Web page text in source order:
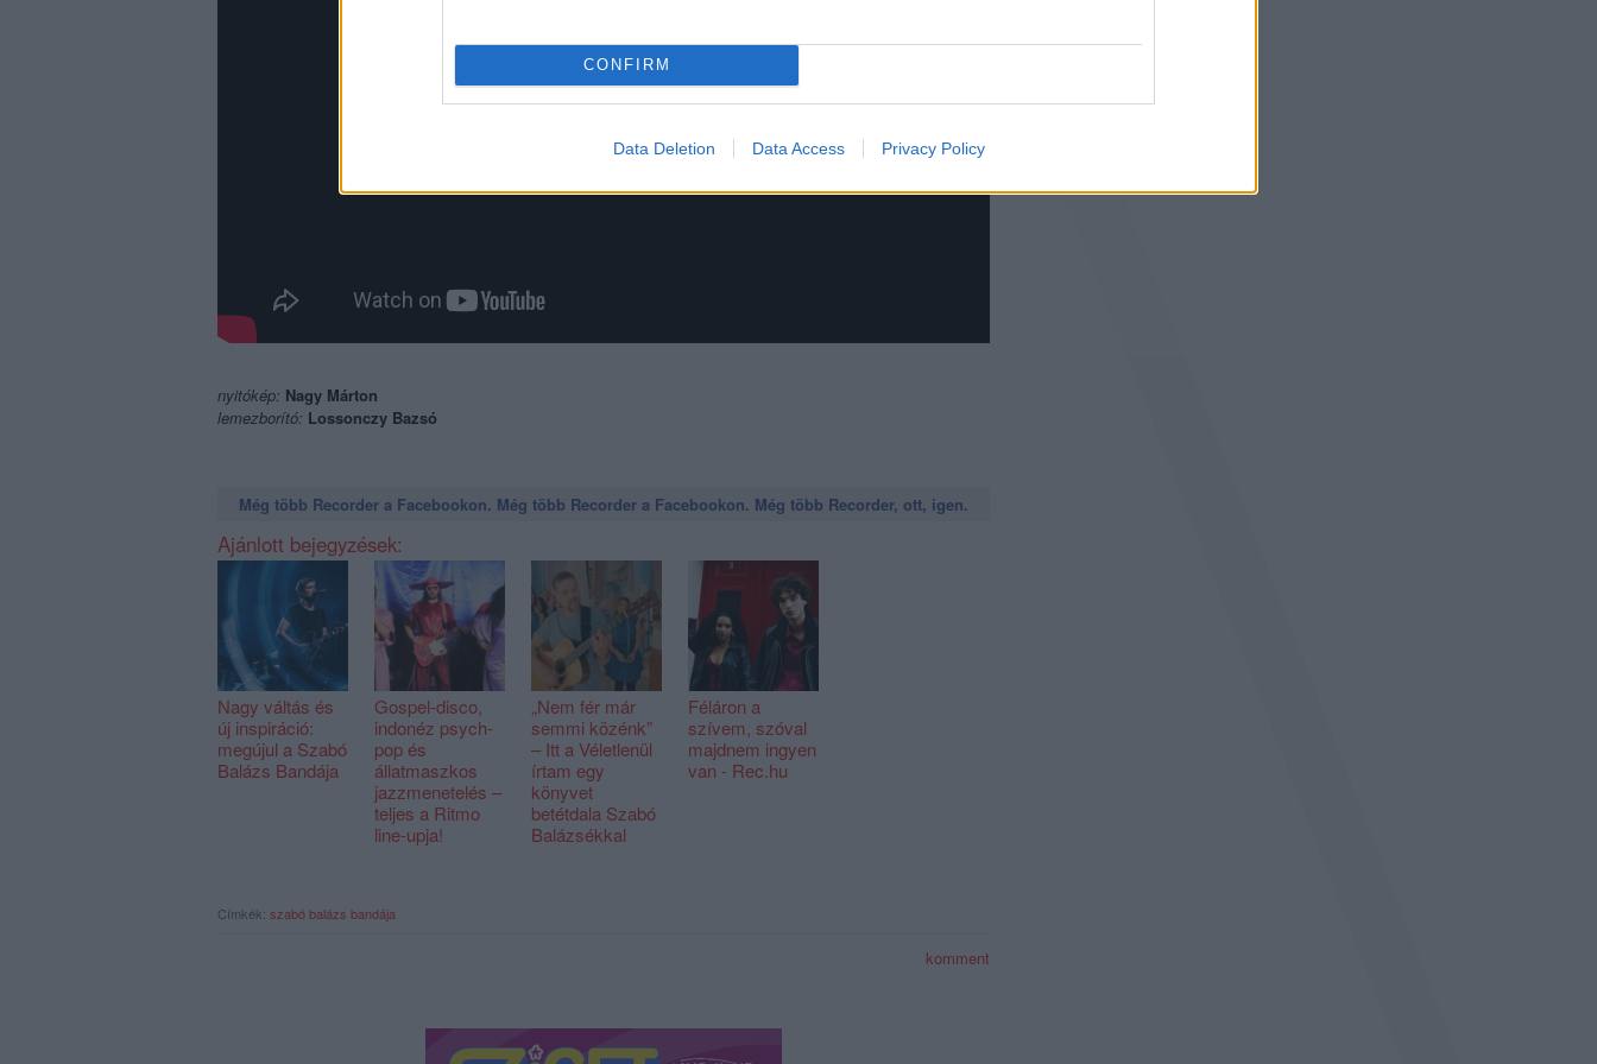
CONFIRM
Data Deletion Data Access Privacy Policy
nyitókép: Nagy Márton
lemezborító: Lossonczy Bazsó
Még több Recorder a Facebookon. Még több Recorder a Facebookon. Még több Recorder, ott, igen.
Ajánlott bejegyzések:
Nagy váltás és
új inspiráció:
megújul a Szabó
Balázs Bandája
Gospel-disco,
indonéz psych-
pop és
állatmaszkos
jazzmenetelés –
teljes a Ritmo
line-upja!
„Nem fér már
semmi közénk”
– Itt a Véletlenül
írtam egy
könyvet
betétdala Szabó
Balázsékkal
Féláron a
szívem, szóval
majdnem ingyen
van - Rec.hu
Címkék: szabó balázs bandája
komment